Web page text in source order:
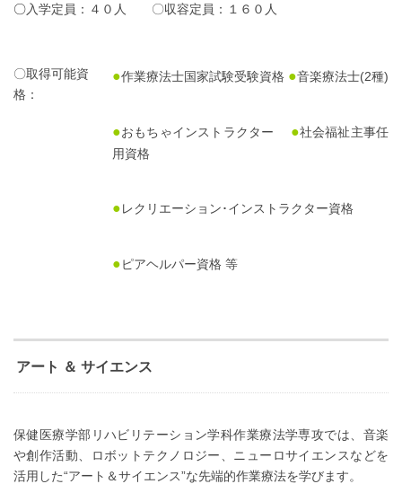
〇入学定員：４０人 〇収容定員：１６０人
〇取得可能資
格：
●作業療法士国家試験受験資格 ●音楽療法士(2種)
●おもちゃインストラクター ●社会福祉主事任
用資格
●レクリエーション･インストラクター資格
●ピアヘルパー資格 等
アート ＆ サイエンス
保健医療学部リハビリテーション学科作業療法学専攻では、音楽
や創作活動、ロボットテクノロジー、ニューロサイエンスなどを
活用した“アート＆サイエンス”な先端的作業療法を学びます。